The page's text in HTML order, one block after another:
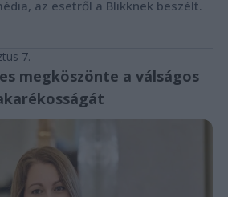
az esetről a Blikknek beszélt.
7.
megköszönte a válságos